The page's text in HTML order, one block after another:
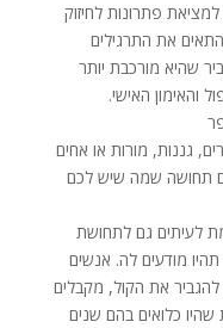
פתרונות לחיזוק
את התרגילים
שהיא מורכבת יותר
והאימון האישי.
גננות, מורות או אחים
תחושה שמה שיש לכם
לעיתים גם לתחושת
מודעים לה. אנשים
להגביר את הקול, מקבלים
שהיו כלואים בהם שנים